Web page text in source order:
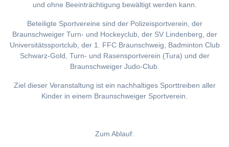
und ohne Beeinträchtigung bewältigt werden kann.
Beteiligte Sportvereine sind der Polizeisportverein, der
Braunschweiger Turn- und Hockeyclub, der SV Lindenberg, der
Universitätssportclub, der 1. FFC Braunschweig, Badminton Club
Schwarz-Gold, Turn- und Rasensportverein (Tura) und der
Braunschweiger Judo-Club.
Ziel dieser Veranstaltung ist ein nachhaltiges Sporttreiben aller
Kinder in einem Braunschweiger Sportverein.
Zum Ablauf: